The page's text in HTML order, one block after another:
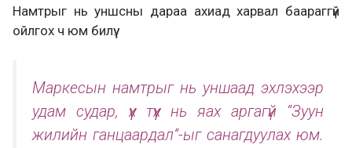
Намтрыг нь уншсны дараа ахиад харвал баараггүй
ойлгох ч юм билүү.
Маркесын намтрыг нь уншаад эхлэхээр
удам судар, үүх түүх нь яах аргагүй “Зуун
жилийн ганцаардал”-ыг санагдуулах юм.